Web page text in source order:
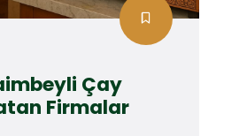
Çay
Firmalar